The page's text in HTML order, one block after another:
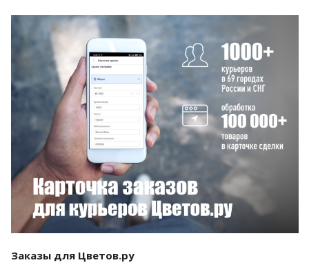
Смотреть проект
Заказы для Цветов.ру